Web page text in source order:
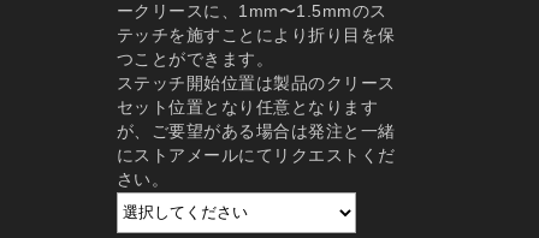
ークリースに、1mm〜1.5mmのス
テッチを施すことにより折り目を保
つことができます。
ステッチ開始位置は製品のクリース
セット位置となり任意となります
が、ご要望がある場合は発注と一緒
にストアメールにてリクエストくだ
さい。